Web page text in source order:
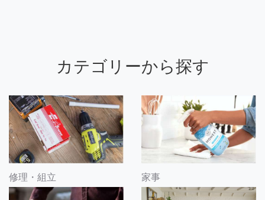
カテゴリーから探す
修理・組立 家事